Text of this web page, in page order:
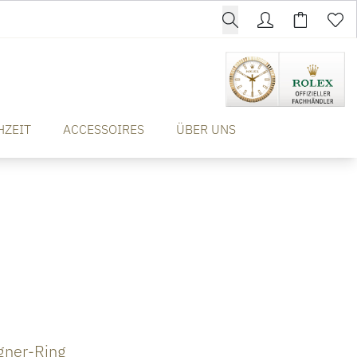
ACCESSOIRES ÜBER UNS
Ring